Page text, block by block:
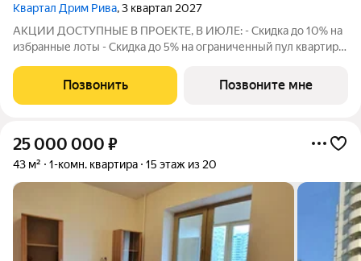
Квартал Дрим Рива, 3 квартал 2027
АКЦИИ ДОСТУПНЫЕ В ПРОЕКТЕ, В ИЮЛЕ: - Скидка до 10% на
избранные лоты - Скидка до 5% на ограниченный пул квартир -
удорожания. Размер скидки зависит от суммы
первоначального взноса и рассчитывается
Позвонить Позвоните мне
25 000 000 ₽
43 м² 1-комн. квартира 15 этаж из 20